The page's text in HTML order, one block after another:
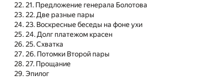
21. Предложение генерала Болотова
22. Две разные пары
23. Воскресные беседы на фоне ухи
24. Долг платежом красен
25. Схватка
26. Потомки Второй пары
27. Прощание
Эпилог